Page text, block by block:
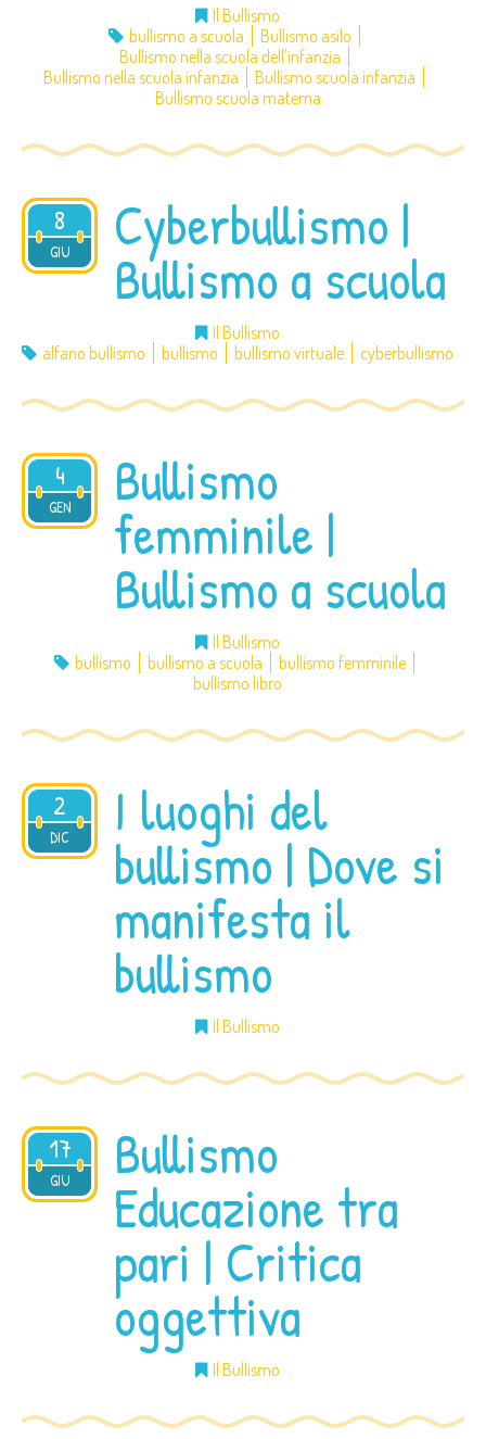
Il Bullismo
bullismo a scuola
Bullismo asilo
Bullismo nella scuola dell'infanzia
Bullismo nella scuola infanzia
Bullismo scuola infanzia
Bullismo scuola materna
8
GIU
2016 Cyberbullismo |
Bullismo a scuola
Il Bullismo
alfano bullismo
bullismo bullismo virtuale cyberbullismo
4
GEN
2016 Bullismo
femminile |
Bullismo a scuola
Il Bullismo
bullismo
bullismo a scuola
bullismo femminile
bullismo libro
2
DIC
2015 I luoghi del
bullismo | Dove si
manifesta il
bullismo
Il Bullismo
17
GIU
2015 Bullismo
Educazione tra
pari | Critica
oggettiva
Il Bullismo